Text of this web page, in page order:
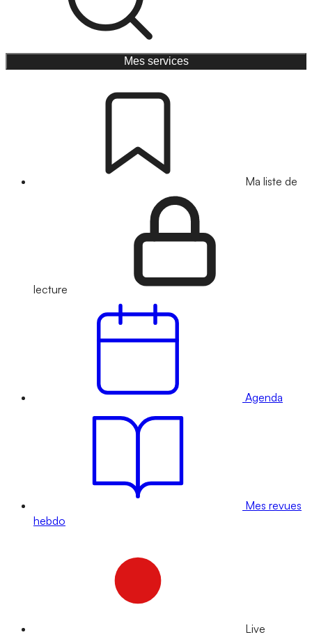
Mes services
Ma liste de
lecture
Agenda
Mes revues
hebdo
Live